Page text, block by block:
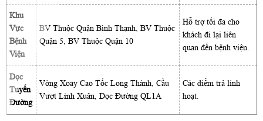
Khu
Vực
Bệnh
Viện
BV Thuộc Quận Bình Thạnh, BV Thuộc
Quận 5, BV Thuộc Quận 10
Hỗ trợ tối đa cho
khách đi lại liên
quan đến bệnh viện.
Dọc
Tuyến
Đường
Vòng Xoay Cao Tốc Long Thành, Cầu
Vượt Linh Xuân, Dọc Đường QL1A
Các điểm trả linh
hoạt.